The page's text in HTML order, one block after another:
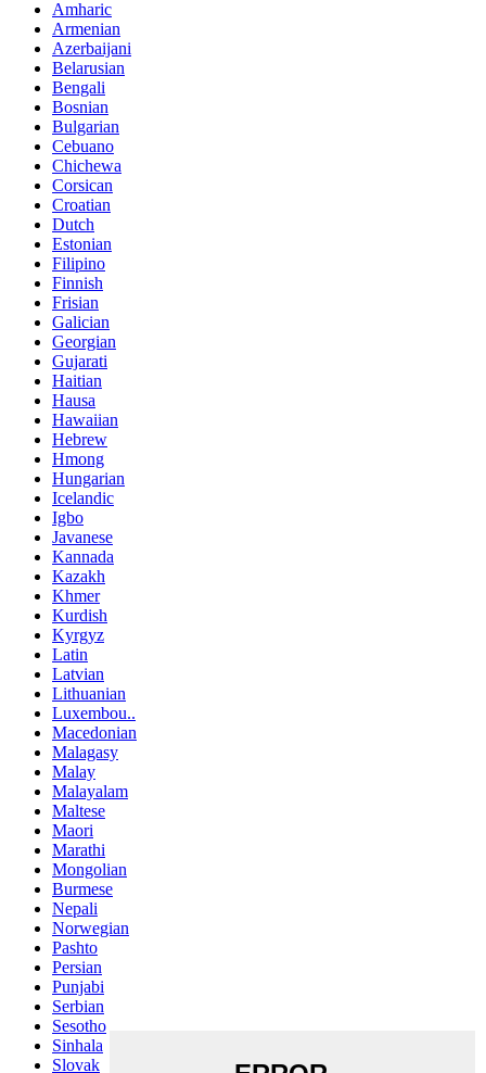
Amharic
Armenian
Azerbaijani
Belarusian
Bengali
Bosnian
Bulgarian
Cebuano
Chichewa
Corsican
Croatian
Dutch
Estonian
Filipino
Finnish
Frisian
Galician
Georgian
Gujarati
Haitian
Hausa
Hawaiian
Hebrew
Hmong
Hungarian
Icelandic
Igbo
Javanese
Kannada
Kazakh
Khmer
Kurdish
Kyrgyz
Latin
Latvian
Lithuanian
Luxembou..
Macedonian
Malagasy
Malay
Malayalam
Maltese
Maori
Marathi
Mongolian
Burmese
Nepali
Norwegian
Pashto
Persian
Punjabi
Serbian
Sesotho
Sinhala
Slovak